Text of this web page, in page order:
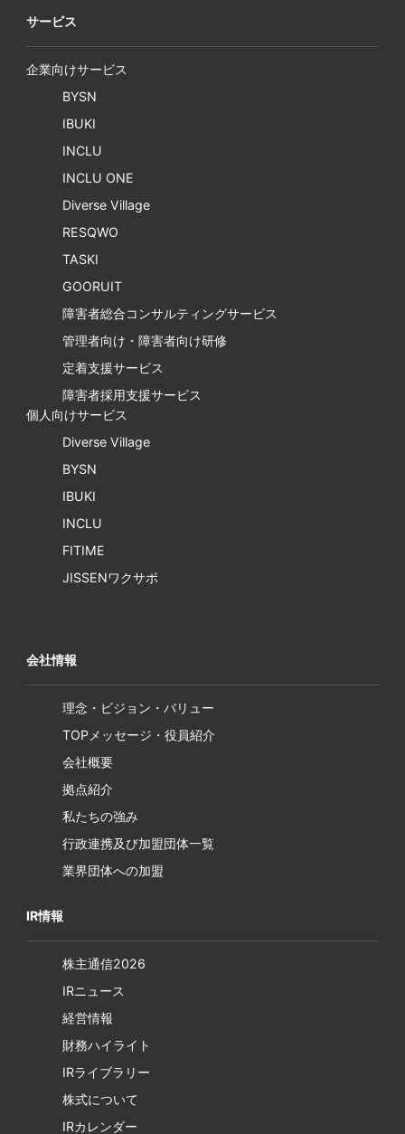
サービス
企業向けサービス
BYSN
IBUKI
INCLU
INCLU ONE
Diverse Village
RESQWO
TASKI
GOORUIT
障害者総合コンサルティングサービス
管理者向け・障害者向け研修
定着支援サービス
障害者採用支援サービス
個人向けサービス
Diverse Village
BYSN
IBUKI
INCLU
FITIME
JISSENワクサポ
会社情報
理念・ビジョン・バリュー
TOPメッセージ・役員紹介
会社概要
拠点紹介
私たちの強み
行政連携及び加盟団体一覧
業界団体への加盟
IR情報
株主通信2026
IRニュース
経営情報
財務ハイライト
IRライブラリー
株式について
IRカレンダー